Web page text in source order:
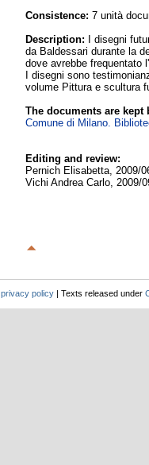
Consistence: 7 unità
Description: I disegni
da Baldessari durante la
dove avrebbe frequentato
I disegni sono
volume Pittura e scultura
The documents are kept
Comune di Milano.
Editing and review:
Pernich Elisabetta, 2009/
Vichi Andrea Carlo, 2009/
privacy policy | Texts released under